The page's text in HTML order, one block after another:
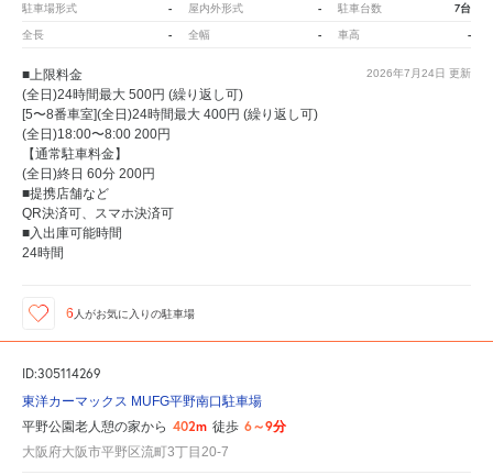
駐車場形式 - 屋内外形式 - 駐車台数 7台
全長 - 全幅 - 車高 -
2026年7月24日 更新
■上限料金
(全日)24時間最大 500円 (繰り返し可)
[5〜8番車室](全日)24時間最大 400円 (繰り返し可)
(全日)18:00〜8:00 200円
【通常駐車料金】
(全日)終日 60分 200円
■提携店舗など
QR決済可、スマホ決済可
■入出庫可能時間
24時間
6 人がお気に入りの駐車場
ID:305114269
東洋カーマックス MUFG平野南口駐車場
平野公園老人憩の家から 402m 徒歩 6～9分
大阪府大阪市平野区流町3丁目20-7